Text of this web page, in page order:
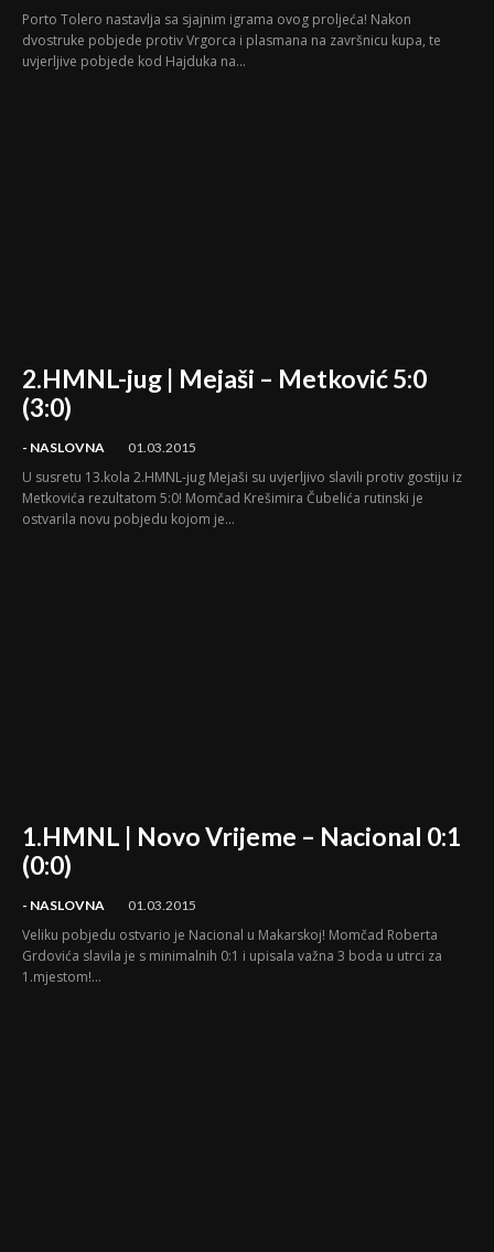
Porto Tolero nastavlja sa sjajnim igrama ovog proljeća! Nakon
dvostruke pobjede protiv Vrgorca i plasmana na završnicu kupa, te
uvjerljive pobjede kod Hajduka na...
2.HMNL-jug | Mejaši – Metković 5:0
(3:0)
- NASLOVNA 01.03.2015
U susretu 13.kola 2.HMNL-jug Mejaši su uvjerljivo slavili protiv gostiju iz
Metkovića rezultatom 5:0! Momčad Krešimira Čubelića rutinski je
ostvarila novu pobjedu kojom je...
1.HMNL | Novo Vrijeme – Nacional 0:1
(0:0)
- NASLOVNA 01.03.2015
Veliku pobjedu ostvario je Nacional u Makarskoj! Momčad Roberta
Grdovića slavila je s minimalnih 0:1 i upisala važna 3 boda u utrci za
1.mjestom!...